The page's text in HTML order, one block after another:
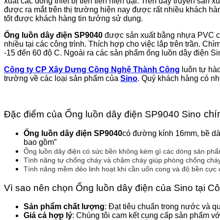
được ra mắt trên thị trường hiện nay được rất nhiều khách
tốt được khách hàng tin tưởng sử dụng.
Ống luồn dây điện SP9040 được sản xuất bằng nhựa PVC
nhiều tại các công trình. Thích hợp cho việc lắp trên trần.
-15 đến 60 độ C. Ngoài ra các sản phẩm ống luồn dây điện
Công ty CP Xây Dựng Công Nghệ Thành Công luôn tự
trường về các loại sản phẩm của Sino. Quý khách hàng có
Đặc điểm của Ống luồn dây điện SP9040 Sino
Ống luồn dây điện SP9040có đường kính 16mm, bề
bao gồm”
Ống luồn dây điện có sức bền không kém gì các dòng sản
Tình năng tự chống cháy và chậm cháy giúp phòng chống
Tính năng mềm dẻo linh hoạt khi cần uốn cong và độ bền cực
Vì sao nên chọn Ống luồn dây điện của Sino tại
Sản phẩm chất lượng: Đạt tiêu chuẩn trong nước và
Giá cả hợp lý: Chúng tôi cam kết cung cấp sản phẩm